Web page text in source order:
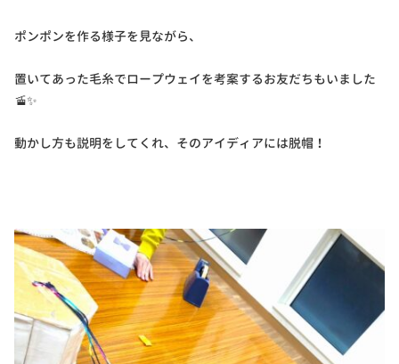
ポンポンを作る様子を見ながら、
置いてあった毛糸でロープウェイを考案するお友だちもいました
🚡✨
動かし方も説明をしてくれ、そのアイディアには脱帽！